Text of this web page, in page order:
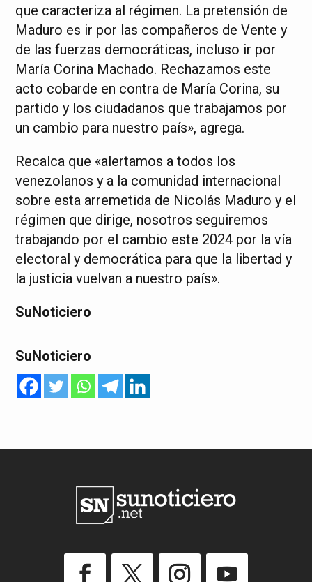
que caracteriza al régimen. La pretensión de
Maduro es ir por las compañeros de Vente y
de las fuerzas democráticas, incluso ir por
María Corina Machado. Rechazamos este
acto cobarde en contra de María Corina, su
partido y los ciudadanos que trabajamos por
un cambio para nuestro país», agrega.
Recalca que «alertamos a todos los
venezolanos y a la comunidad internacional
sobre esta arremetida de Nicolás Maduro y el
régimen que dirige, nosotros seguiremos
trabajando por el cambio este 2024 por la vía
electoral y democrática para que la libertad y
la justicia vuelvan a nuestro país».
SuNoticiero
SuNoticiero